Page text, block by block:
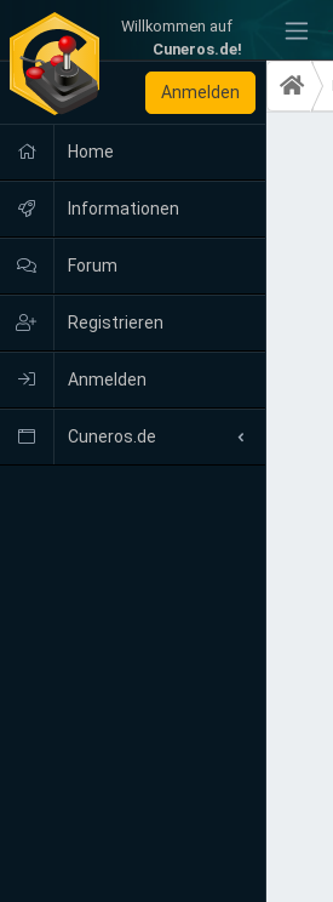
Willkommen auf
Cuneros.de!
-
Anmelden
Home
Informationen
Forum
Registrieren
Anmelden
Cuneros.de